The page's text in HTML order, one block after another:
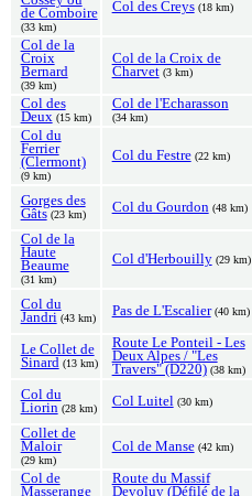
de Comboire
(33 km)
Col des Creys (18 km)
Col de la
Croix
Bernard
(39 km)
Col de la Croix de
Charvet (3 km)
Col des
Deux (15 km)
Col de l'Echarasson
(34 km)
Col du
Ferrier
(Clermont)
(9 km)
Col du Festre (22 km)
Gorges des
Gâts (23 km) Col du Gourdon (48 km)
Col de la
Haute
Beaume
(31 km)
Col d'Herbouilly (29 km)
Col du
Jandri (43 km) Pas de L'Escalier (40 km)
Le Collet de
Sinard (13 km)
Route Le Ponteil - Les
Deux Alpes / "Les
Travers" (D220) (38 km)
Col du
Liorin (28 km) Col Luitel (30 km)
Collet de
Maloir
(29 km)
Col de Manse (42 km)
Col de
Masserange
Route du Massif
Devoluy (Défilé de la